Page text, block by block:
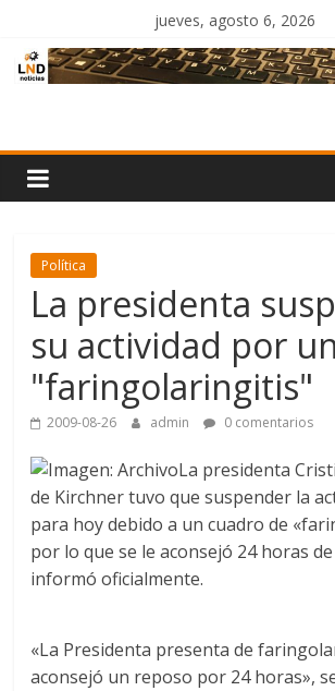
contenido
jueves, agosto 6, 2026
Noticias
Política
La presidenta
su actividad por
"faringolaringitis"
2009-08-26 admin 0 comentarios
La presidenta
de Kirchner tuvo que suspender la
para hoy debido a un cuadro de
por lo que se le aconsejó 24 horas
informó oficialmente.
«La Presidenta presenta de
aconsejó un reposo por 24 horas»,